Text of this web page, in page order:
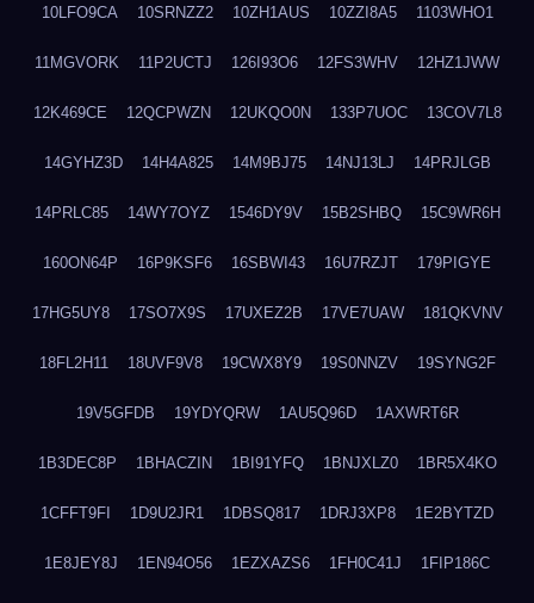
10LFO9CA 10SRNZZ2 10ZH1AUS 10ZZI8A5 1103WHO1
11MGVORK 11P2UCTJ 126I93O6 12FS3WHV 12HZ1JWW
12K469CE 12QCPWZN 12UKQO0N 133P7UOC 13COV7L8
14GYHZ3D 14H4A825 14M9BJ75 14NJ13LJ 14PRJLGB
14PRLC85 14WY7OYZ 1546DY9V 15B2SHBQ 15C9WR6H
160ON64P 16P9KSF6 16SBWI43 16U7RZJT 179PIGYE
17HG5UY8 17SO7X9S 17UXEZ2B 17VE7UAW 181QKVNV
18FL2H11 18UVF9V8 19CWX8Y9 19S0NNZV 19SYNG2F
19V5GFDB 19YDYQRW 1AU5Q96D 1AXWRT6R
1B3DEC8P 1BHACZIN 1BI91YFQ 1BNJXLZ0 1BR5X4KO
1CFFT9FI 1D9U2JR1 1DBSQ817 1DRJ3XP8 1E2BYTZD
1E8JEY8J 1EN94O56 1EZXAZS6 1FH0C41J 1FIP186C